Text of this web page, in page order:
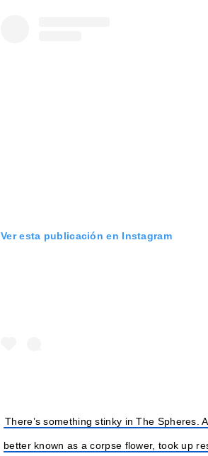
Ver esta publicación en Instagram
There’s something stinky in The Spheres.
better known as a corpse flower, took up